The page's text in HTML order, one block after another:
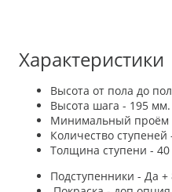
Характеристики
Высота от пола до
Высота шага - 195 мм.
Минимальный проём
Количество ступеней
Толщина ступени -
Подступенники - Да +